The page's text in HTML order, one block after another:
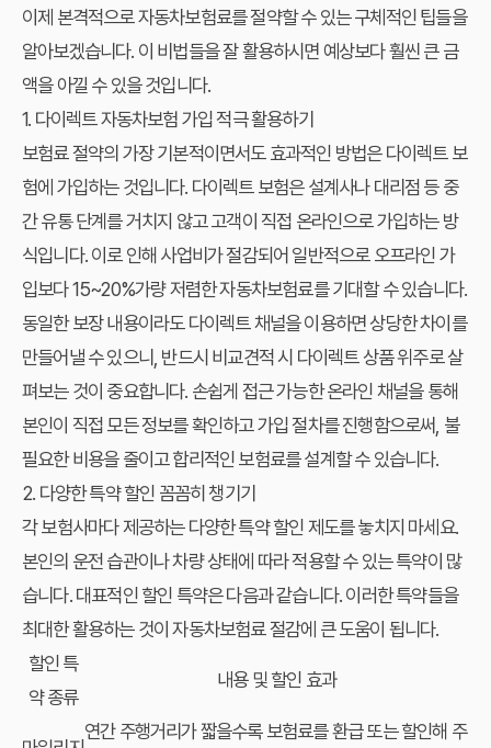
이제 본격적으로 자동차보험료를 절약할 수 있는 구체적인 팁들을
알아보겠습니다. 이 비법들을 잘 활용하시면 예상보다 훨씬 큰 금
액을 아낄 수 있을 것입니다.
1. 다이렉트 자동차보험 가입 적극 활용하기
보험료 절약의 가장 기본적이면서도 효과적인 방법은 다이렉트 보
험에 가입하는 것입니다. 다이렉트 보험은 설계사나 대리점 등 중
간 유통 단계를 거치지 않고 고객이 직접 온라인으로 가입하는 방
식입니다. 이로 인해 사업비가 절감되어 일반적으로 오프라인 가
입보다 15~20%가량 저렴한자동차보험료를 기대할 수 있습니다.
동일한 보장 내용이라도 다이렉트 채널을 이용하면 상당한 차이를
만들어낼 수 있으니, 반드시 비교견적 시 다이렉트 상품 위주로 살
펴보는 것이 중요합니다. 손쉽게 접근 가능한 온라인 채널을 통해
본인이 직접 모든 정보를 확인하고 가입 절차를 진행함으로써, 불
필요한 비용을 줄이고 합리적인 보험료를 설계할 수 있습니다.
2. 다양한 특약 할인 꼼꼼히 챙기기
각 보험사마다 제공하는 다양한 특약 할인 제도를 놓치지 마세요.
본인의 운전 습관이나 차량 상태에 따라 적용할 수 있는 특약이 많
습니다. 대표적인 할인 특약은 다음과 같습니다. 이러한 특약들을
최대한 활용하는 것이 자동차보험료 절감에 큰 도움이 됩니다.
할인 특
약 종류
내용 및 할인 효과
연간 주행거리가 짧을수록 보험료를 환급 또는 할인해 주